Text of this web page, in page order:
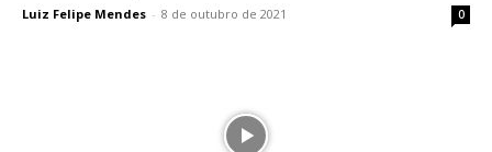
Luiz Felipe Mendes - 8 de outubro de 2021 0